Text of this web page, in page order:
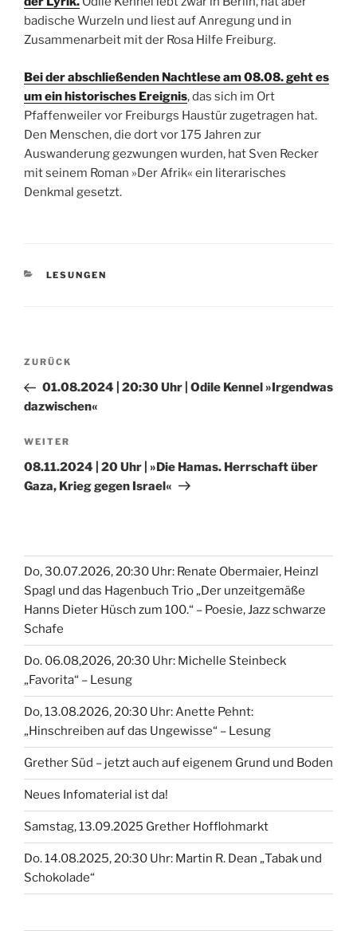
badische Wurzeln und liest auf Anregung und in
Zusammenarbeit mit der Rosa Hilfe Freiburg.
Bei der abschließenden Nachtlese am 08.08. geht es
um ein historisches Ereignis, das sich im Ort
Pfaffenweiler vor Freiburgs Haustür zugetragen hat.
Den Menschen, die dort vor 175 Jahren zur
Auswanderung gezwungen wurden, hat Sven Recker
mit seinem Roman »Der Afrik« ein literarisches
Denkmal gesetzt.
KATEGORIEN
LESUNGEN
Beitragsnavigation
Vorheriger
Beitrag
ZURÜCK
01.08.2024 | 20:30 Uhr | Odile Kennel »Irgendwas
dazwischen«
Nächster
Beitrag
WEITER
08.11.2024 | 20 Uhr | »Die Hamas. Herrschaft über
Gaza, Krieg gegen Israel«
Do, 30.07.2026, 20:30 Uhr: Renate Obermaier, Heinzl
Spagl und das Hagenbuch Trio „Der unzeitgemäße
Hanns Dieter Hüsch zum 100.“ – Poesie, Jazz schwarze
Schafe
Do. 06.08,2026, 20:30 Uhr: Michelle Steinbeck
„Favorita“ – Lesung
Do, 13.08.2026, 20:30 Uhr: Anette Pehnt:
„Hinschreiben auf das Ungewisse“ – Lesung
Grether Süd – jetzt auch auf eigenem Grund und Boden
Neues Infomaterial ist da!
Samstag, 13.09.2025 Grether Hofflohmarkt
Do. 14.08.2025, 20:30 Uhr: Martin R. Dean „Tabak und
Schokolade“